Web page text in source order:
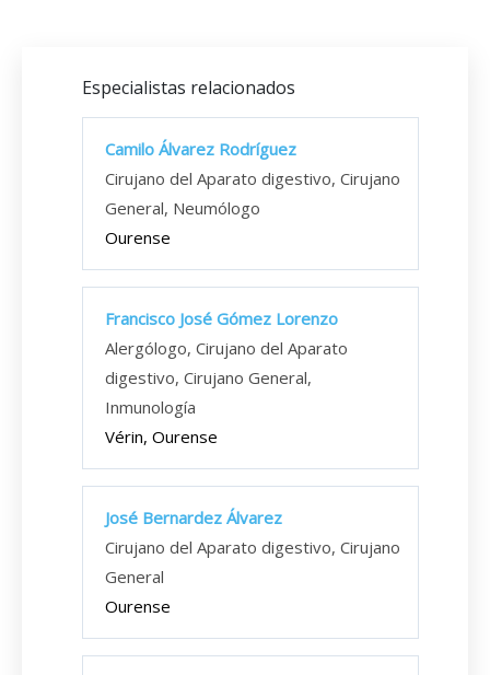
Especialistas relacionados
Camilo Álvarez Rodríguez
Cirujano del Aparato digestivo, Cirujano
General, Neumólogo
Ourense
Francisco José Gómez Lorenzo
Alergólogo, Cirujano del Aparato
digestivo, Cirujano General,
Inmunología
Vérin, Ourense
José Bernardez Álvarez
Cirujano del Aparato digestivo, Cirujano
General
Ourense